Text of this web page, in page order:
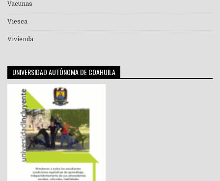
Vacunas
Viesca
Vivienda
UNIVERSIDAD AUTÓNOMA DE COAHUILA